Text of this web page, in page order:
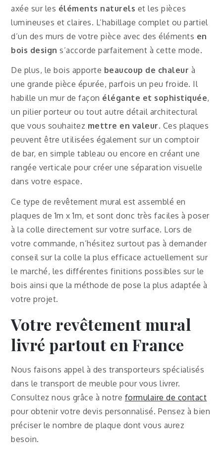
axée sur les éléments naturels et les pièces
lumineuses et claires. L’habillage complet ou partiel
d’un des murs de votre pièce avec des éléments en
bois design s’accorde parfaitement à cette mode.
De plus, le bois apporte beaucoup de chaleur à
une grande pièce épurée, parfois un peu froide. Il
habille un mur de façon élégante et sophistiquée,
un pilier porteur ou tout autre détail architectural
que vous souhaitez mettre en valeur. Ces plaques
peuvent être utilisées également sur un comptoir
de bar, en simple tableau ou encore en créant une
rangée verticale pour créer une séparation visuelle
dans votre espace.
Ce type de revêtement mural est assemblé en
plaques de 1m x 1m, et sont donc très faciles à poser
à la colle directement sur votre surface. Lors de
votre commande, n’hésitez surtout pas à demander
conseil sur la colle la plus efficace actuellement sur
le marché, les différentes finitions possibles sur le
bois ainsi que la méthode de pose la plus adaptée à
votre projet.
Votre revêtement mural
livré partout en France
Nous faisons appel à des transporteurs spécialisés
dans le transport de meuble pour vous livrer.
Consultez nous grâce à notre formulaire de contact
pour obtenir votre devis personnalisé. Pensez à bien
préciser le nombre de plaque dont vous aurez
besoin.